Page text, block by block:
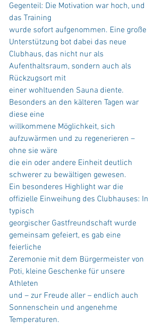
Gegenteil: Die Motivation war hoch, und
das Training
wurde sofort aufgenommen. Eine große
Unterstützung bot dabei das neue
Clubhaus, das nicht nur als
Aufenthaltsraum, sondern auch als
Rückzugsort mit
einer wohltuenden Sauna diente.
Besonders an den kälteren Tagen war
diese eine
willkommene Möglichkeit, sich
aufzuwärmen und zu regenerieren –
ohne sie wäre
die ein oder andere Einheit deutlich
schwerer zu bewältigen gewesen.
Ein besonderes Highlight war die
offizielle Einweihung des Clubhauses: In
typisch
georgischer Gastfreundschaft wurde
gemeinsam gefeiert, es gab eine
feierliche
Zeremonie mit dem Bürgermeister von
Poti, kleine Geschenke für unsere
Athleten
und – zur Freude aller – endlich auch
Sonnenschein und angenehme
Temperaturen.